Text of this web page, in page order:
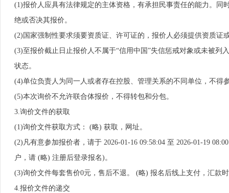
(1)报价人应具有法律规定的主体资格，有承担民事责任的能力。
绝或否决其报价。
(2)国家强制性要求须要资质证、许可证的，报价人必须提供资质证
(3)至报价截止日止报价人不属于“信用中国”失信惩戒对象或未被
状态。
(4)单位负责人为同一人或者存在控股、管理关系的不同单位，不得
(5)本次询价不允许联合体报价，不得转包和分包。
3.询价文件的获取
(1)询价文件获取方式： (略) 获取，网址。
(2)凡有意参加报价者，请于 2026-01-16 09:58:04 至 2026-01-19
户，请 (略) 注册后登录报名)。
(3)询价文件每套售价0元，售后不退。 (略) 报名后线上支付，汇款
4.报价文件的递交